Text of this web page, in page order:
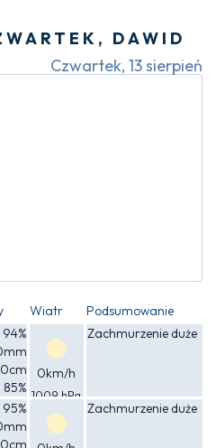
DAWID
Czwartek, 13 sierpień
Wiatr Podsumowanie
94%
0cm
85%
0km/h
1009 hPa
Zachmurzenie duże
95%
0cm
Zachmurzenie duże